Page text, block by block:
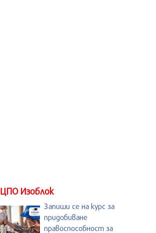
ЦПО Изоблок
Запиши се на курс за
придобиване
правоспособност за